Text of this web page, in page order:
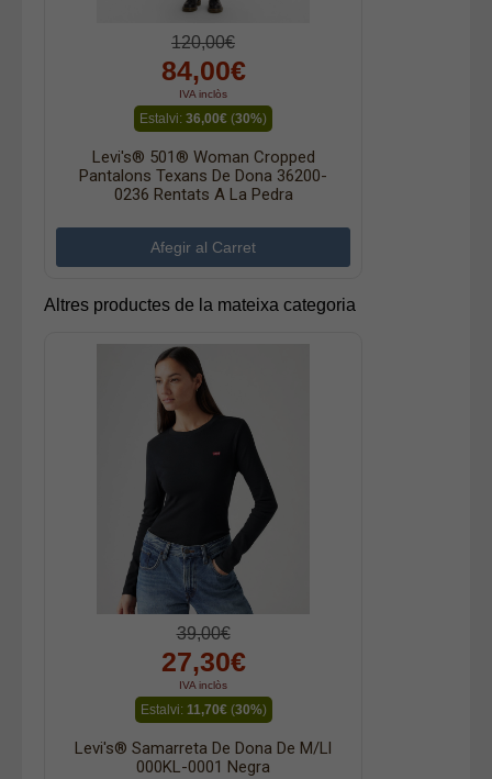
120,00€
84,00€
IVA inclòs
Estalvi: 36,00€ (30%)
Levi's® 501® Woman Cropped
Pantalons Texans De Dona 36200-
0236 Rentats A La Pedra
Altres productes de la mateixa categoria
39,00€
27,30€
IVA inclòs
Estalvi: 11,70€(30%)
Levi's® Samarreta De Dona De M/ll
000KL-0001 Negra